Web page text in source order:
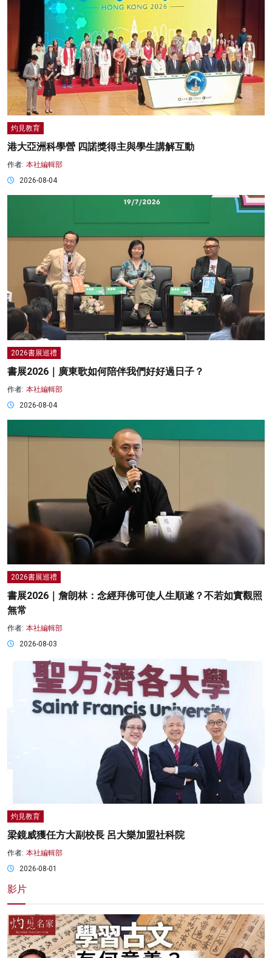
灼見教育
港大亞洲科學營 四諾獎得主與學生講解互動
作者: 本社編輯部
2026-08-04
2026書展巡禮
書展2026｜廣東歌如何陪伴我們好好過日子？
作者: 本社編輯部
2026-08-04
2026書展巡禮
書展2026｜詹朗林：念經拜佛可使人生順遂？不若如實觀照
無常
作者: 本社編輯部
2026-08-03
灼見教育
梁鏡威獲任方大副校長 呂大樂加盟社科院
作者: 本社編輯部
2026-08-01
影片